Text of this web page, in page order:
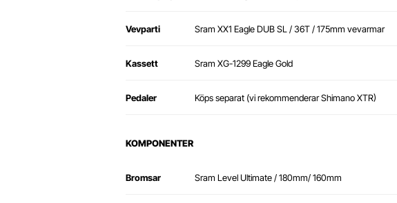
Vevparti Sram XX1 Eagle DUB SL / 36T / 175mm vevarmar
Kassett Sram XG-1299 Eagle Gold
Pedaler Köps separat (vi rekommenderar Shimano XTR)
KOMPONENTER
Bromsar Sram Level Ultimate / 180mm/ 160mm